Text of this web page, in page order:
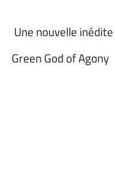
Une nouvelle
Green God of Agony